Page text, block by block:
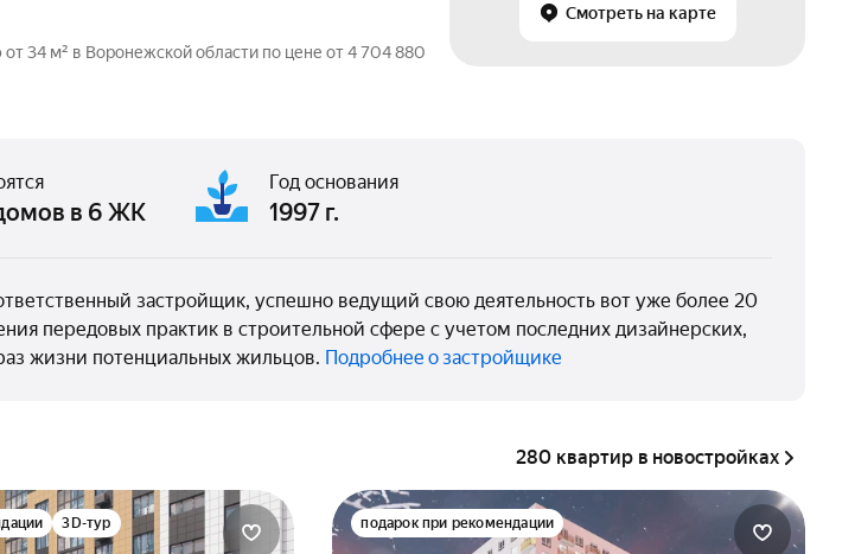
34 м² в Воронежской области по цене от 4 704 880
Смотреть на карте
в 6 ЖК
Год основания
1997 г.
застройщик, успешно ведущий свою деятельность вот уже более 20
передовых практик в строительной сфере с учетом последних дизайнерских,
жизни потенциальных жильцов. Подробнее о застройщике
280 квартир в новостройках
3D-тур подарок при рекомендации